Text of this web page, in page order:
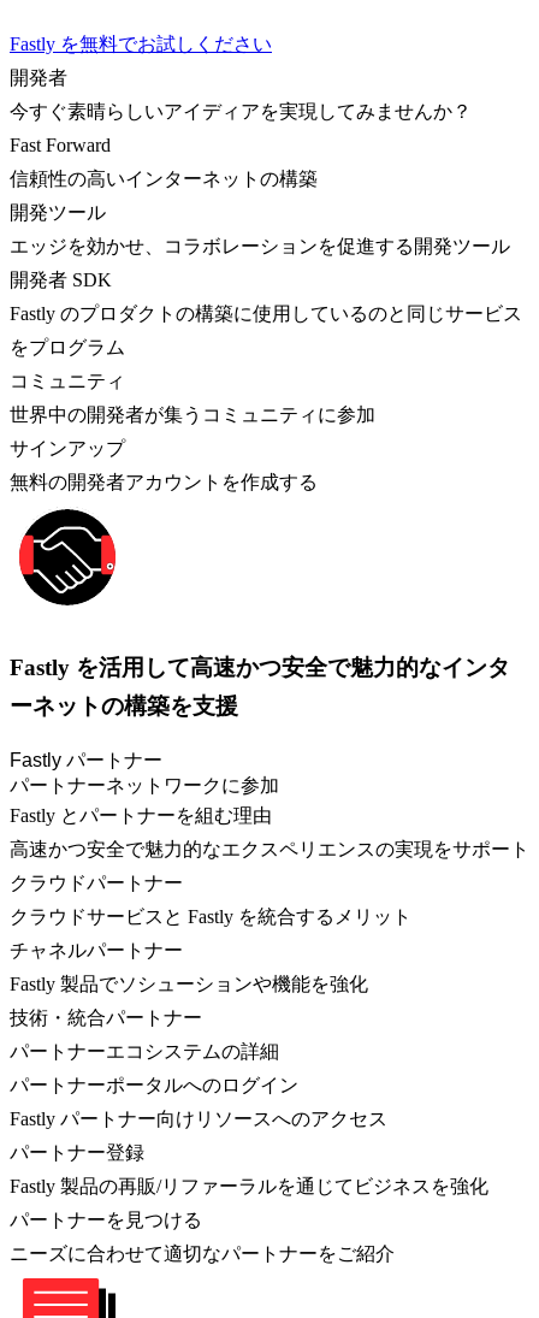
Fastly を無料でお試しください
開発者
今すぐ素晴らしいアイディアを実現してみませんか？
Fast Forward
信頼性の高いインターネットの構築
開発ツール
エッジを効かせ、コラボレーションを促進する開発ツール
開発者 SDK
Fastly のプロダクトの構築に使用しているのと同じサービス
をプログラム
コミュニティ
世界中の開発者が集うコミュニティに参加
サインアップ
無料の開発者アカウントを作成する
Fastly を活用して高速かつ安全で魅力的なインタ
ーネットの構築を支援
Fastly パートナー
パートナーネットワークに参加
Fastly とパートナーを組む理由
高速かつ安全で魅力的なエクスペリエンスの実現をサポート
クラウドパートナー
クラウドサービスと Fastly を統合するメリット
チャネルパートナー
Fastly 製品でソシューションや機能を強化
技術・統合パートナー
パートナーエコシステムの詳細
パートナーポータルへのログイン
Fastly パートナー向けリソースへのアクセス
パートナー登録
Fastly 製品の再販/リファーラルを通じてビジネスを強化
パートナーを見つける
ニーズに合わせて適切なパートナーをご紹介